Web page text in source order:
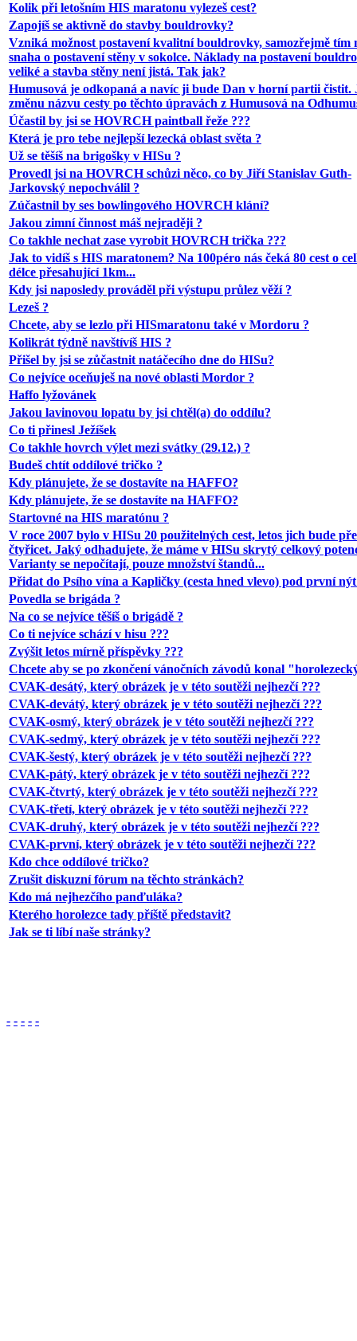
Kolik při letošním HIS maratonu vylezeš cest?
Zapojíš se aktivně do stavby bouldrovky?
Vzniká možnost postavení kvalitní bouldrovky, samozřejmě tím
snaha o postavení stěny v sokolce. Náklady na postavení
veliké a stavba stěny není jistá. Tak jak?
Humusová je odkopaná a navíc ji bude Dan v horní partii čistit.
změnu názvu cesty po těchto úpravách z Humusová na
Účastil by jsi se HOVRCH paintball řeže ???
Která je pro tebe nejlepší lezecká oblast světa ?
Už se těšíš na brigošky v HISu ?
Provedl jsi na HOVRCH schůzi něco, co by Jiří Stanislav Guth-
Jarkovský nepochválil ?
Zúčastnil by ses bowlingového HOVRCH klání?
Jakou zimní činnost máš nejraději ?
Co takhle nechat zase vyrobit HOVRCH trička ???
Jak to vidíš s HIS maratonem? Na 100péro nás čeká 80 cest o
délce přesahující 1km...
Kdy jsi naposledy prováděl při výstupu průlez věží ?
Lezeš ?
Chcete, aby se lezlo při HISmaratonu také v Mordoru ?
Kolikrát týdně navštívíš HIS ?
Přišel by jsi se zůčastnit natáčecího dne do HISu?
Co nejvíce oceňuješ na nové oblasti Mordor ?
Haffo lyžovánek
Jakou lavinovou lopatu by jsi chtěl(a) do oddílu?
Co ti přinesl Ježíšek
Co takhle hovrch výlet mezi svátky (29.12.) ?
Budeš chtít oddílové tričko ?
Kdy plánujete, že se dostavíte na HAFFO?
Kdy plánujete, že se dostavíte na HAFFO?
Startovné na HIS maratónu ?
V roce 2007 bylo v HISu 20 použitelných cest, letos jich bude
čtyřicet. Jaký odhadujete, že máme v HISu skrytý celkový
Varianty se nepočítají, pouze množství štandů...
Přidat do Psího vína a Kapličky (cesta hned vlevo) pod první
Povedla se brigáda ?
Na co se nejvíce těšíš o brigádě ?
Co ti nejvíce schází v hisu ???
Zvýšit letos mírně příspěvky ???
Chcete aby se po zkončení vánočních závodů konal
CVAK-desátý, který obrázek je v této soutěži nejhezčí ???
CVAK-devátý, který obrázek je v této soutěži nejhezčí ???
CVAK-osmý, který obrázek je v této soutěži nejhezčí ???
CVAK-sedmý, který obrázek je v této soutěži nejhezčí ???
CVAK-šestý, který obrázek je v této soutěži nejhezčí ???
CVAK-pátý, který obrázek je v této soutěži nejhezčí ???
CVAK-čtvrtý, který obrázek je v této soutěži nejhezčí ???
CVAK-třetí, který obrázek je v této soutěži nejhezčí ???
CVAK-druhý, který obrázek je v této soutěži nejhezčí ???
CVAK-první, který obrázek je v této soutěži nejhezčí ???
Kdo chce oddílové tričko?
Zrušit diskuzní fórum na těchto stránkách?
Kdo má nejhezčího panďuláka?
Kterého horolezce tady příště představit?
Jak se ti líbí naše stránky?
- - - - -